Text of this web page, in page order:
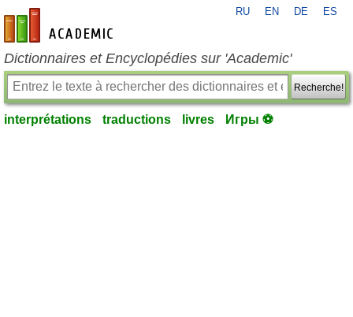
fr-academic.com
RU EN DE ES
Dictionnaires et Encyclopédies sur 'Academic'
Recherche!
interprétations traductions livres Игры ⚽